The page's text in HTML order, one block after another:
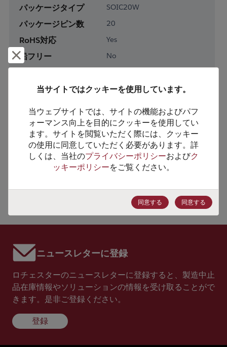
パッケージタイプ SOIC20W
パッケージピン数 20
RoHS対応 Yes
鉛フリー No
梱包数 37
製品カテゴリー Analog & Mixed Signal
製品サブカテゴリー Data Converters
製品グループ AFE, Data Acq Sys
HTSコード 8542.39.0050
ニュースレターに登録
ロチェスターのニュースレターに登録すると、製造中止
品在庫情報やソリューションの情報を受け取ることがで
きます。是非ご登録ください。
登録
却下して閉じる
当サイトではクッキーを使用しています。
当ウェブサイトでは、サイトの機能およびパフ
ォーマンス向上を目的にクッキーを使用してい
ます。サイトを閲覧いただく際には、クッキー
の使用に同意していただく必要があります。詳
しくは、当社のプライバシーポリシーおよびク
ッキーポリシーをご覧ください。
同意する 同意する